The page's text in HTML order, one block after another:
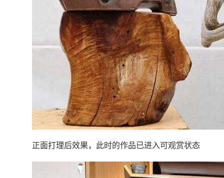
正面打理后效果，此时的作品已进入可观赏状态